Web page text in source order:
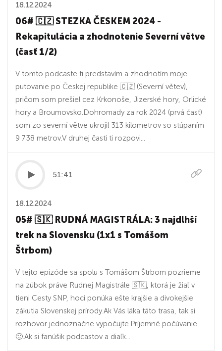
18.12.2024
06# 🇨🇿 STEZKA ČESKEM 2024 -
Rekapitulácia a zhodnotenie Severní větve
(časť 1/2)
V tomto podcaste ti predstavím a zhodnotím moje
putovanie po Českej republike 🇨🇿 (Severní větev),
pričom som prešiel cez Krkonoše, Jizerské hory, Orlické
hory a Broumovsko.Dohromady za rok 2024 (prvá časť)
som zo severní větve ukrojil 313 kilometrov so stúpaním
9 738 metrov.V druhej časti ti rozpovi...
51:41
18.12.2024
05# 🇸🇰 RUDNÁ MAGISTRÁLA: 3 najdlhší
trek na Slovensku (1x1 s Tomášom
Štrbom)
V tejto epizóde sa spolu s Tomášom Štrbom pozrieme
na zúbok práve Rudnej Magistrále 🇸🇰, ktorá je žiaľ v
tieni Cesty SNP, hoci ponúka ešte krajšie a divokejšie
zákutia Slovenskej prírody.Ak Vás láka táto trasa, tak si
rozhovor jednoznačne vypočujte.Príjemné počúvanie
🙂.Ak si fanúšik podcastov a diaľk...